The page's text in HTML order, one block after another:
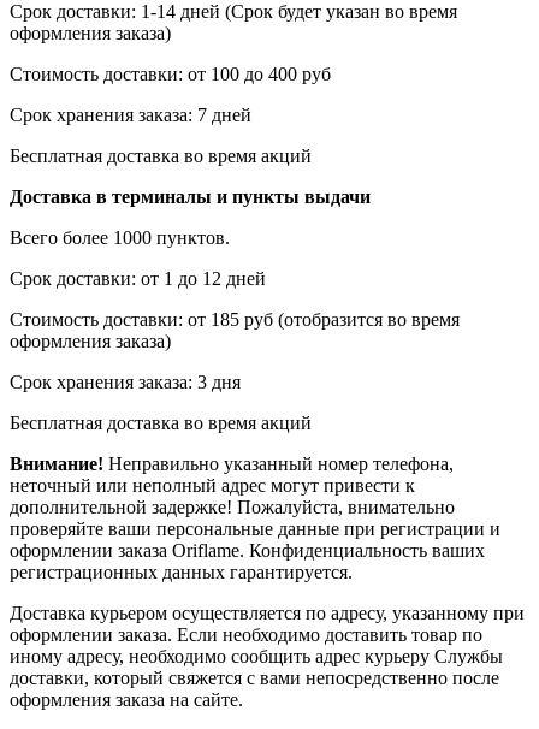
Срок доставки: 1-14 дней (Срок будет указан во время
оформления заказа)
Стоимость доставки: от 100 до 400 руб
Срок хранения заказа: 7 дней
Бесплатная доставка во время акций
Доставка в терминалы и пункты выдачи
Всего более 1000 пунктов.
Срок доставки: от 1 до 12 дней
Стоимость доставки: от 185 руб (отобразится во время
оформления заказа)
Срок хранения заказа: 3 дня
Бесплатная доставка во время акций
Внимание! Неправильно указанный номер телефона,
неточный или неполный адрес могут привести к
дополнительной задержке! Пожалуйста, внимательно
проверяйте ваши персональные данные при регистрации и
оформлении заказа Oriflame. Конфиденциальность ваших
регистрационных данных гарантируется.
Доставка курьером осуществляется по адресу, указанному при
оформлении заказа. Если необходимо доставить товар по
иному адресу, необходимо сообщить адрес курьеру Службы
доставки, который свяжется с вами непосредственно после
оформления заказа на сайте.